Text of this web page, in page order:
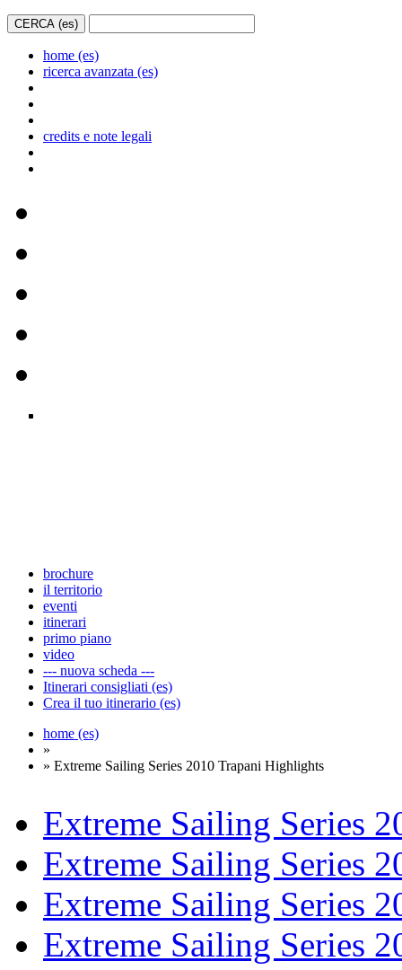
home (es)
ricerca avanzata (es)
credits e note legali
brochure
il territorio
eventi
itinerari
primo piano
video
--- nuova scheda ---
Itinerari consigliati (es)
Crea il tuo itinerario (es)
home (es)
»
» Extreme Sailing Series 2010 Trapani Highlights
Extreme Sailing Series
Extreme Sailing Series
Extreme Sailing Series
Extreme Sailing Series